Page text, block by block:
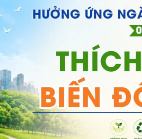
Gửi bình luận